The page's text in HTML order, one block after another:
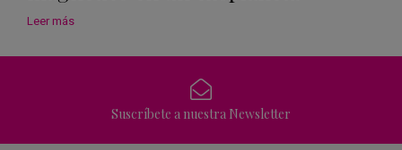
Leer más
Suscríbete a nuestra Newsletter